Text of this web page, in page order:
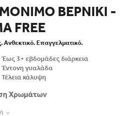
ΒΕΡΝΙΚΙ -
FREE
Ανθεκτικό. Επαγγελματικό.
3+ εβδομάδες διάρκεια
γυαλάδα
κάλυψη
Χρωμάτων